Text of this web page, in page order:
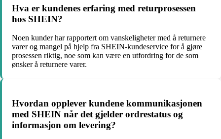
Hva er kundenes erfaring med returprosessen
hos SHEIN?
Noen kunder har rapportert om vanskeligheter med å returnere
varer og mangel på hjelp fra SHEIN-kundeservice for å gjøre
prosessen riktig, noe som kan være en utfordring for de som
ønsker å returnere varer.
Hvordan opplever kundene kommunikasjonen
med SHEIN når det gjelder ordrestatus og
informasjon om levering?